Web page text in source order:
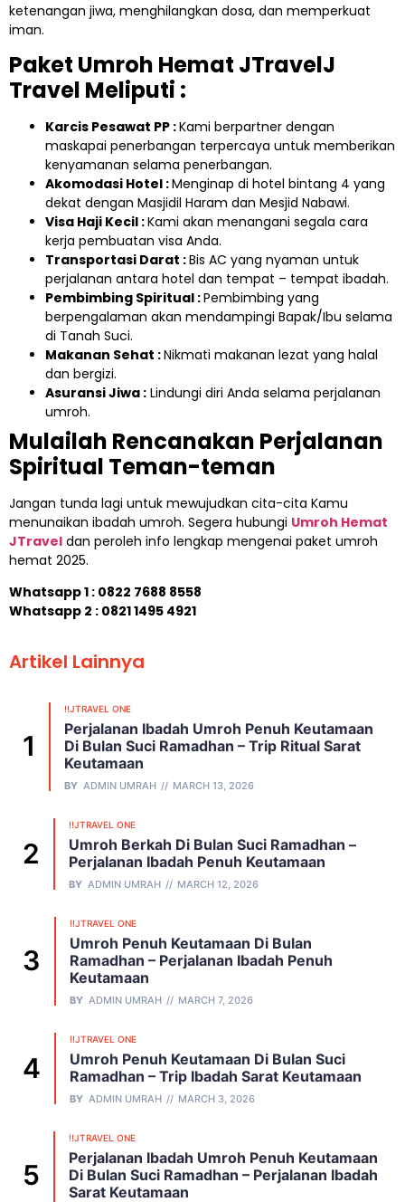
ketenangan jiwa, menghilangkan dosa, dan memperkuat
iman.
Paket Umroh Hemat JTravelJ
Travel Meliputi :
Karcis Pesawat PP :Kami berpartner dengan
maskapai penerbangan terpercaya untuk memberikan
kenyamanan selama penerbangan.
Akomodasi Hotel :Menginap di hotel bintang 4 yang
dekat dengan Masjidil Haram dan Mesjid Nabawi.
Visa Haji Kecil :Kami akan menangani segala cara
kerja pembuatan visa Anda.
Transportasi Darat :Bis AC yang nyaman untuk
perjalanan antara hotel dan tempat – tempat ibadah.
Pembimbing Spiritual :Pembimbing yang
berpengalaman akan mendampingi Bapak/Ibu selama
di Tanah Suci.
Makanan Sehat :Nikmati makanan lezat yang halal
dan bergizi.
Asuransi Jiwa : Lindungi diri Anda selama perjalanan
umroh.
Mulailah Rencanakan Perjalanan
Spiritual Teman-teman
Jangan tunda lagi untuk mewujudkan cita-cita Kamu
menunaikan ibadah umroh. Segera hubungi Umroh Hemat
JTravel dan peroleh info lengkap mengenai paket umroh
hemat 2025.
Whatsapp 1 : 0822 7688 8558
Whatsapp 2 : 0821 1495 4921
Artikel Lainnya
!!JTRAVEL ONE
Perjalanan Ibadah Umroh Penuh Keutamaan
Di Bulan Suci Ramadhan – Trip Ritual Sarat
Keutamaan
BY ADMIN UMRAH MARCH 13, 2026
!!JTRAVEL ONE
Umroh Berkah Di Bulan Suci Ramadhan –
Perjalanan Ibadah Penuh Keutamaan
BY ADMIN UMRAH MARCH 12, 2026
!!JTRAVEL ONE
Umroh Penuh Keutamaan Di Bulan
Ramadhan – Perjalanan Ibadah Penuh
Keutamaan
BY ADMIN UMRAH MARCH 7, 2026
!!JTRAVEL ONE
Umroh Penuh Keutamaan Di Bulan Suci
Ramadhan – Trip Ibadah Sarat Keutamaan
BY ADMIN UMRAH MARCH 3, 2026
!!JTRAVEL ONE
Perjalanan Ibadah Umroh Penuh Keutamaan
Di Bulan Suci Ramadhan – Perjalanan Ibadah
Sarat Keutamaan